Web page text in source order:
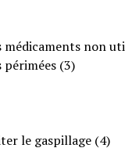
non
périmées (3)
le gaspillage (4)